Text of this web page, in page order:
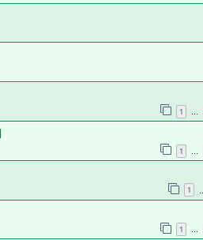
1 …
1
1
1 …